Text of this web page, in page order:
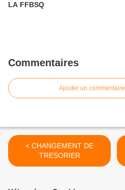
LA FFBSQ
Commentaires
Ajouter un commentaire
< CHANGEMENT DE
TRESORIER